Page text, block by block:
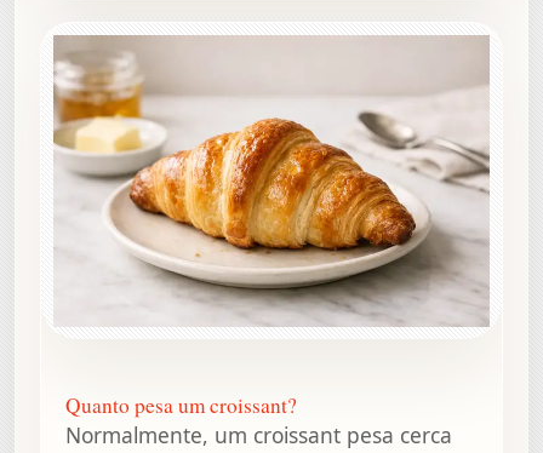
Quanto pesa um croissant?
Normalmente, um croissant pesa cerca